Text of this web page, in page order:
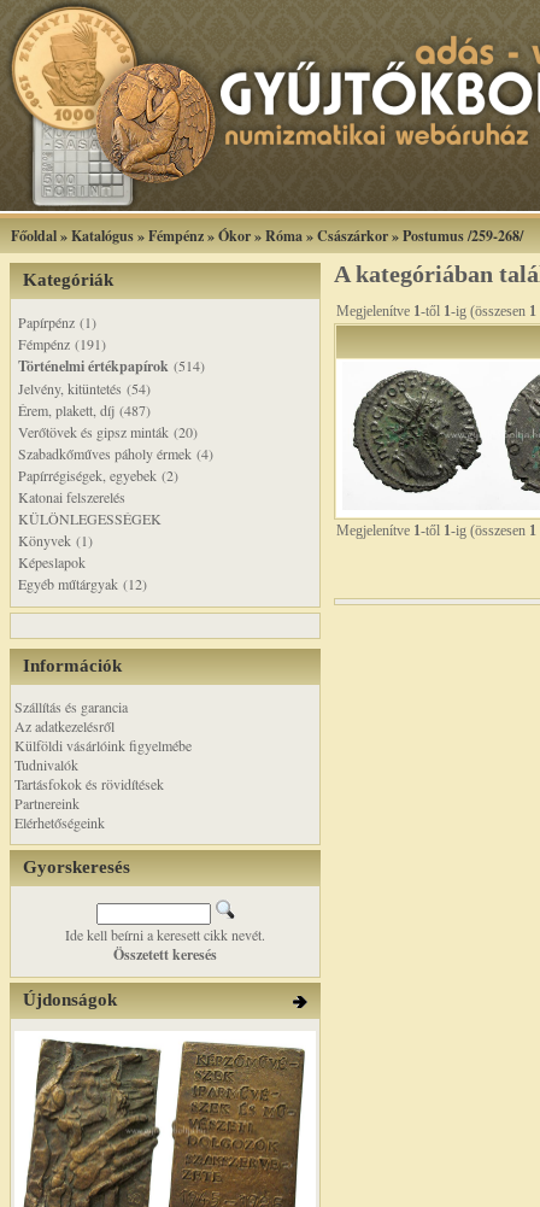
Főoldal»Katalógus»Fémpénz»Ókor»Róma»Császárkor»Postumus /259-268/
Kategóriák
Papírpénz (1)
Fémpénz (191)
Történelmi értékpapírok (514)
Jelvény, kitüntetés (54)
Érem, plakett, díj (487)
Verőtövek és gipsz minták (20)
Szabadkőműves páholy érmek (4)
Papírrégiségek, egyebek (2)
Katonai felszerelés
KÜLÖNLEGESSÉGEK
Könyvek (1)
Képeslapok
Egyéb műtárgyak (12)
Információk
Szállítás és garancia
Az adatkezelésről
Külföldi vásárlóink figyelmébe
Tudnivalók
Tartásfokok és rövidítések
Partnereink
Elérhetőségeink
Gyorskeresés
Ide kell beírni a keresett cikk nevét.
Összetett keresés
Újdonságok
A kategóriában
Megjelenítve 1-től 1-ig (összesen 1
Megjelenítve 1-től 1-ig (összesen 1